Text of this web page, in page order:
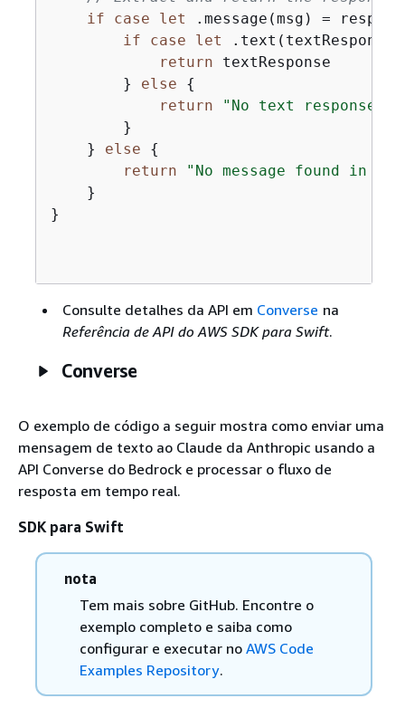
if
case let .message(msg) =
if
case let
return textResponse
        }
else
{
return
"No text response
        }
    }
else
{
return
"No message found in
    }
}
Consulte detalhes da API em Converse na
Referência de API do AWS SDK para Swift.
Converse
O exemplo de código a seguir mostra como enviar uma
mensagem de texto ao Claude da Anthropic usando a
API Converse do Bedrock e processar o fluxo de
resposta em tempo real.
SDK para Swift
nota
Tem mais sobre GitHub. Encontre o
exemplo completo e saiba como
configurar e executar no AWS Code
Examples Repository.